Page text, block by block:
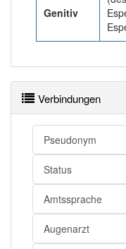
Genitiv
Verbindungen
Pseudonym
Status
Amtssprache
Augenarzt